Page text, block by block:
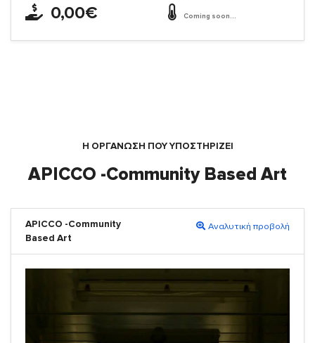
0,00€ Coming soon...
Η ΟΡΓΆΝΩΣΗ ΠΟΥ ΥΠΟΣΤΗΡΙΖΕΙ
APICCO -Community Based Art
APICCO -Community
Based Art
Αναλυτική προβολή